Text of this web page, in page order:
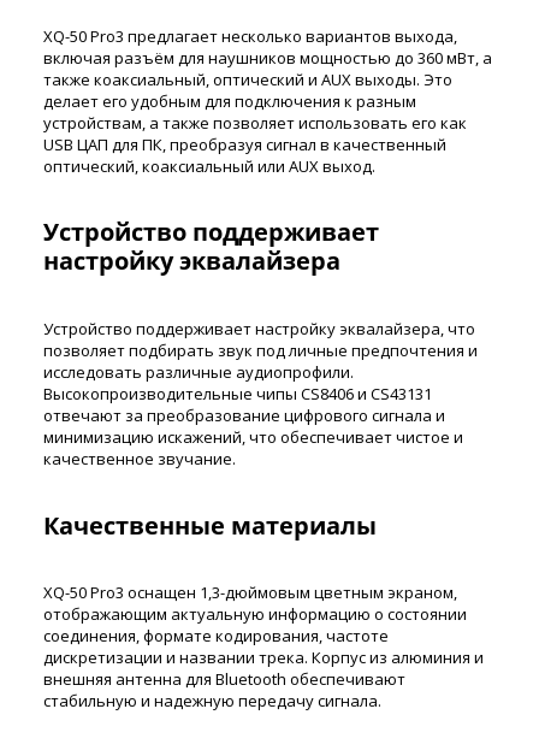
XQ-50 Pro3 предлагает несколько вариантов выхода,
включая разъём для наушников мощностью до 360 мВт, а
также коаксиальный, оптический и AUX выходы. Это
делает его удобным для подключения к разным
устройствам, а также позволяет использовать его как
USB ЦАП для ПК, преобразуя сигнал в качественный
оптический, коаксиальный или AUX выход.
Устройство поддерживает
настройку эквалайзера
Устройство поддерживает настройку эквалайзера, что
позволяет подбирать звук под личные предпочтения и
исследовать различные аудиопрофили.
Высокопроизводительные чипы CS8406 и CS43131
отвечают за преобразование цифрового сигнала и
минимизацию искажений, что обеспечивает чистое и
качественное звучание.
Качественные материалы
XQ-50 Pro3 оснащен 1,3-дюймовым цветным экраном,
отображающим актуальную информацию о состоянии
соединения, формате кодирования, частоте
дискретизации и названии трека. Корпус из алюминия и
внешняя антенна для Bluetooth обеспечивают
стабильную и надежную передачу сигнала.